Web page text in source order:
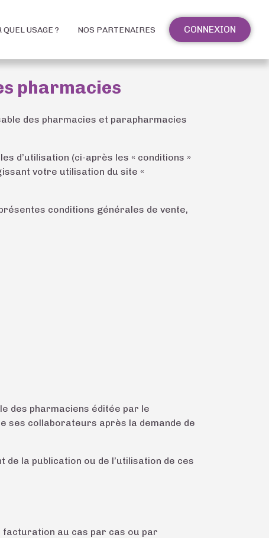
QUEL USAGE ? NOS PARTENAIRES CONNEXION
pharmacies
des pharmacies et parapharmacies
d’utilisation (ci-après les « conditions »
votre utilisation du site «
conditions générales de vente,
des pharmaciens éditée par le
ses collaborateurs après la demande de
la publication ou de l’utilisation de ces
facturation au cas par cas ou par